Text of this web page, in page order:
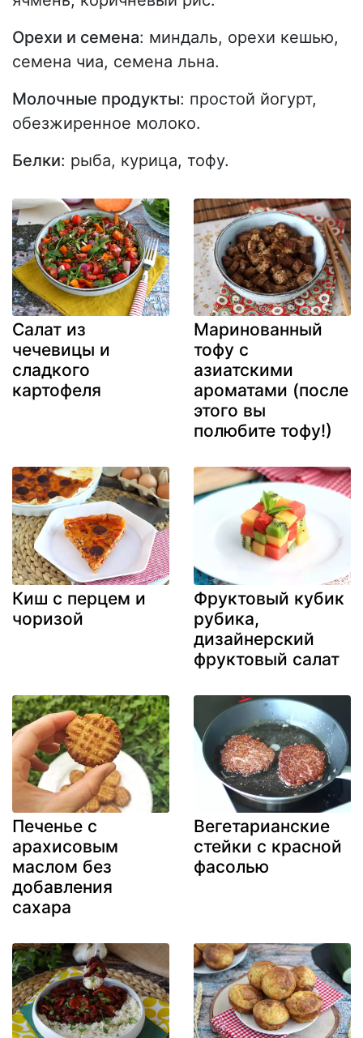
Орехи и семена: миндаль, орехи кешью,
семена чиа, семена льна.
Молочные продукты: простой йогурт,
обезжиренное молоко.
Белки: рыба, курица, тофу.
Салат из
чечевицы и
сладкого
картофеля
Маринованный
тофу с
азиатскими
ароматами (после
этого вы
полюбите тофу!)
Киш с перцем и
чоризой
Фруктовый кубик
рубика,
дизайнерский
фруктовый салат
Печенье с
арахисовым
маслом без
добавления
сахара
Вегетарианские
стейки с красной
фасолью